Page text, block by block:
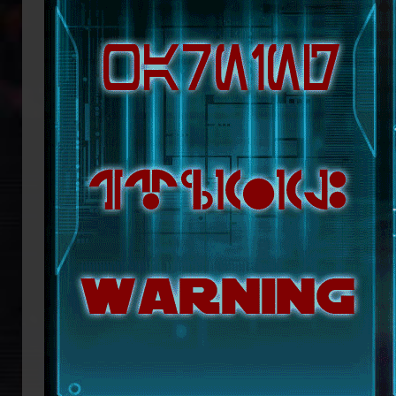
republikanische Anführerin Mon
Lage ist, möglicherweise bald die
Doch das bröckelnde Imperium ist
Truppenverbände vom Imperium
Coruscant über das weitere
mit blutiger Entschlossenheit die
Imperators. Mit seiner Armada
ihn mit der Einnahme von
Eindruck einer erneuten
sichert sich Vesperum die Loyalität